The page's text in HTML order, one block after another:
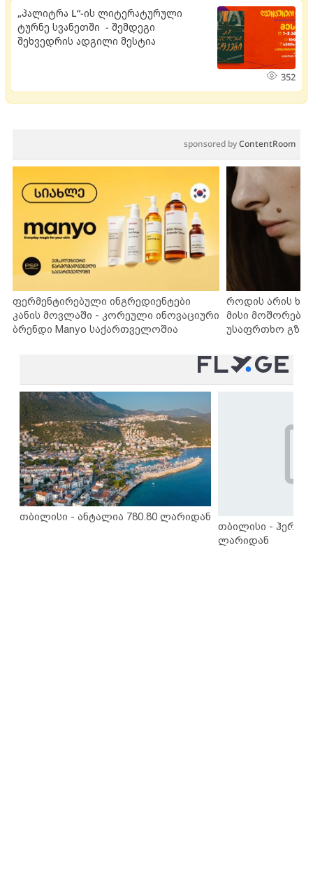
„პალიტრა L“-ის ლიტერატურული
ტურნე სვანეთში - შემდეგი
შეხვედრის ადგილი მესტია
352
sponsored byContentRoom
ფერმენტირებული ინგრედიენტები
კანის მოვლაში - კორეული ინოვაციური
ბრენდი Manyo საქართველოშია
როდის არის
მისი
უსაფრთხო
თბილისი - ანტალია 780.80 ლარიდან
თბილისი -
ლარიდან